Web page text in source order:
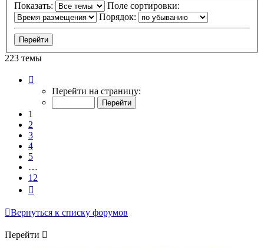
Показать:
Поле сортировки:
Порядок:
223 темы
Перейти на страницу:
1
2
3
4
5
…
12
Вернуться к списку форумов
Перейти